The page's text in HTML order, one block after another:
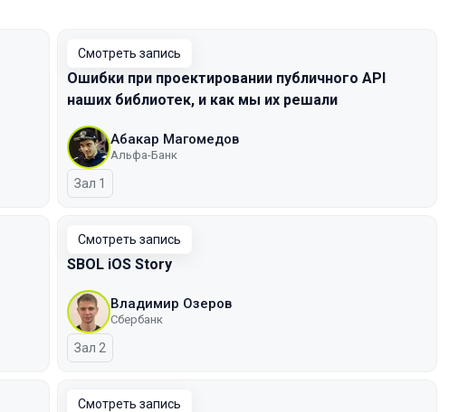
Смотреть запись
Ошибки при проектировании публичного API
наших библиотек, и как мы их решали
Абакар Магомедов
Альфа-Банк
Зал 1
Смотреть запись
SBOL iOS Story
Владимир Озеров
Сбербанк
Зал 2
Смотреть запись